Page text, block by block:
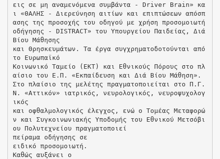
εις σε μη αναμενόμενα συμβάντα - Driver Brain» κα
ι «ΘΑΛΗΣ - Διερεύνηση αιτίων και επιπτώσεων απόσπ
ασης της προσοχής του οδηγού με χρήση προσομοιωτή
οδήγησης - DISTRACT» του Υπουργείου Παιδείας, Διά
Βίου Μάθησης
και Θρησκευμάτων. Τα έργα συγχρηματοδοτούνται από
το Ευρωπαϊκό
Κοινωνικό Ταμείο (ΕΚΤ) και Εθνικούς Πόρους στο πλ
αίσιο του Ε.Π. «Εκπαίδευση και Διά Βίου Μάθηση».
Στο πλαίσιο της μελέτης πραγματοποιείται στο Π.Γ.
Ν. «Αττικόν» ιατρικός, νευρολογικός, νευροψυχολογ
ικός
και οφθαλμολογικός έλεγχος, ενώ ο Τομέας Μεταφορώ
ν και Συγκοινωνιακής Υποδομής του Εθνικού Μετσόβι
ου Πολυτεχνείου πραγματοποιεί
πείραμα οδήγησης σε
ειδικό προσομοιωτή.
Καθώς αυξάνει ο